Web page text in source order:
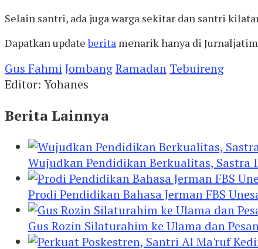
Selain santri, ada juga warga sekitar dan santri
Dapatkan updateberita menarik hanya di
Gus Fahmi JombangRamadan Tebuireng
Editor: Yohanes
Berita Lainnya
Wujudkan Pendidikan Berkualitas,
Prodi Pendidikan Bahasa Jerman FBS
Gus Rozin Silaturahim ke Ulama dan